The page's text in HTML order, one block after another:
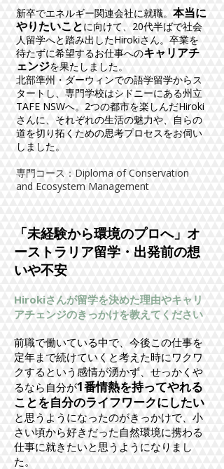
​新卒でエネルギー関連会社に就職。 本当に
やりたいことに向けて、20代半ばで社会
人留学へと踏み出したHirokiさん。卒業を
待たずに希望するお仕事へのキャリアチ
ェンジを果たしました。
北部準州・ダーウィンでの語学留学からス
タートし、専門学校はシドニーにある州立
TAFE NSWへ。2つの都市を楽しんだHiroki
さんに、それぞれの生活の魅力や、自らの
道を切り拓くための思考プロセスをお伺い
しました。
専門コース：Diploma of Conservation
and Ecosystem Management​
「未経験から環境のプロへ」オ
ーストラリア留学・出発前の想
いや不安
Hirokiさんが留学を決めた理由やキャリ
アチェンジのきっかけを教えてください
前職で働いている中で、今後この仕事を
定年まで続けていくと考えた時にワクワ
クするという感情が湧かず、せっかくや
るなら自分が1番情熱を持ってやれる
ことを自分のライフワークにしたい
と思うようになったのがきっかけで、小
さい頃から好きだった自然環境に携わる
仕事に就きたいと思うようになりまし
た。​